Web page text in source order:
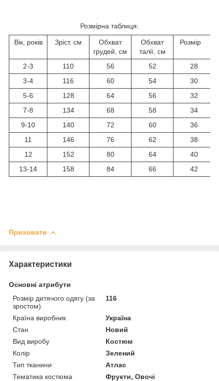
Розмірна таблиця:
Вік, років Зріст, см
Обхват
грудей, см
Обхват
талії, см
Розмір
2-3 110 56 52
28
3-4
116 60 54
30
5-6
128 64 56
32
7-8
134 68 58
34
9-10
140 72 60
36
11
146 76 62
38
12
152 80 64
40
13-14
158 84 66 42
Приховати
Характеристики
Основні атрибути
Розмір дитячого одягу (за
зростом)
116
Країна виробник
Україна
Стан
Новий
Вид виробу
Костюм
Колір
Зелений
Тип тканини
Атлас
Тематика костюма
Фрукти, Овочі